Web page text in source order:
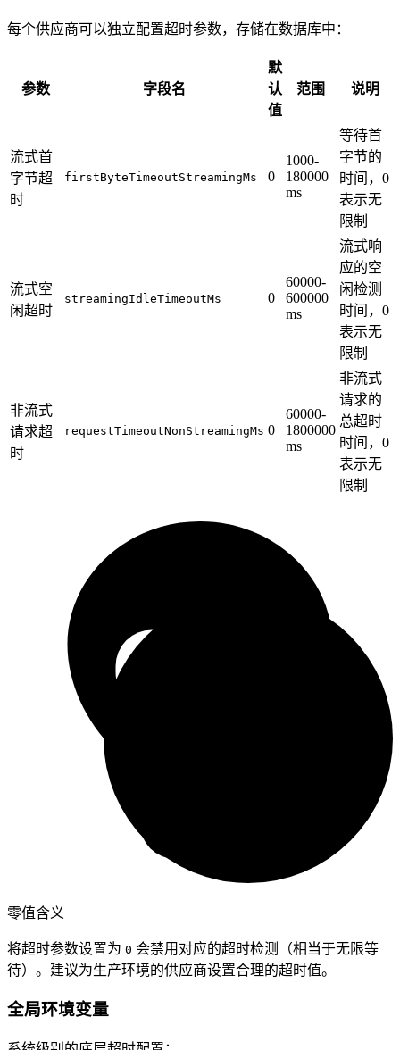
每个供应商可以独立配置超时参数，存储在数据库中：
参数 字段名
默
认
值
范围 说明
流式首
字节超
时
firstByteTimeoutStreamingMs 0
1000-
180000
ms
等待首
字节的
时间，0
表示无
限制
流式空
闲超时
streamingIdleTimeoutMs 0
60000-
600000
ms
流式响
应的空
闲检测
时间，0
表示无
限制
非流式
请求超
时
requestTimeoutNonStreamingMs 0
60000-
1800000
ms
非流式
请求的
总超时
时间，0
表示无
限制
零值含义
将超时参数设置为 0 会禁用对应的超时检测（相当于无限等
待）。建议为生产环境的供应商设置合理的超时值。
全局环境变量